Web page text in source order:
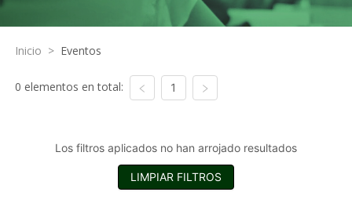
Inicio > Eventos
0 elementos en total: 1
Los filtros aplicados no han arrojado resultados
LIMPIAR FILTROS